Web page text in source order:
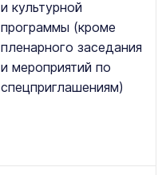
и культурной
программы (кроме
пленарного заседания
и мероприятий по
спецприглашениям)